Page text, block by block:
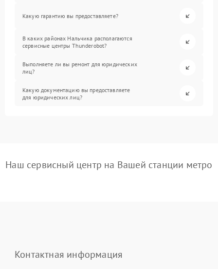
Какую гарантию вы предоставляете?
В каких районах Нальчика располагаются
сервисные центры Thunderobot?
Выполняете ли вы ремонт для юридических
лиц?
Какую документацию вы предоставляете
для юридических лиц?
Наш сервисный центр на Вашей станции метро
Контактная информация